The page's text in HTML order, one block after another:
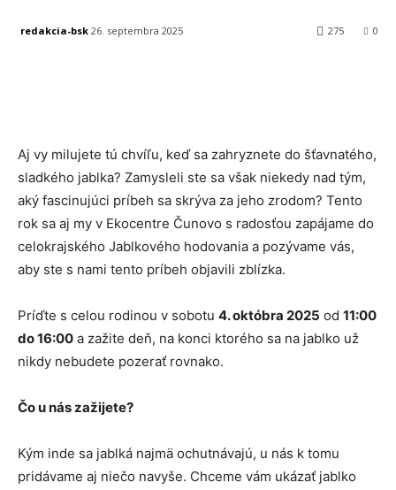
redakcia-bsk 26. septembra 2025 0
275
Aj vy milujete tú chvíľu, keď sa zahryznete do šťavnatého,
sladkého jablka? Zamysleli ste sa však niekedy nad tým,
aký fascinujúci príbeh sa skrýva za jeho zrodom? Tento
rok sa aj my v Ekocentre Čunovo s radosťou zapájame do
celokrajského Jablkového hodovania a pozývame vás,
aby ste s nami tento príbeh objavili zblízka.
Príďte s celou rodinou v sobotu 4. októbra 2025 od 11:00
do 16:00 a zažite deň, na konci ktorého sa na jablko už
nikdy nebudete pozerať rovnako.
Čo u nás zažijete?
Kým inde sa jablká najmä ochutnávajú, u nás k tomu
pridávame aj niečo navyše. Chceme vám ukázať jablko